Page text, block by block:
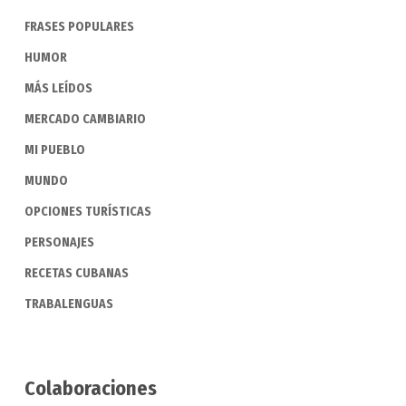
FRASES POPULARES
HUMOR
MÁS LEÍDOS
MERCADO CAMBIARIO
MI PUEBLO
MUNDO
OPCIONES TURÍSTICAS
PERSONAJES
RECETAS CUBANAS
TRABALENGUAS
Colaboraciones